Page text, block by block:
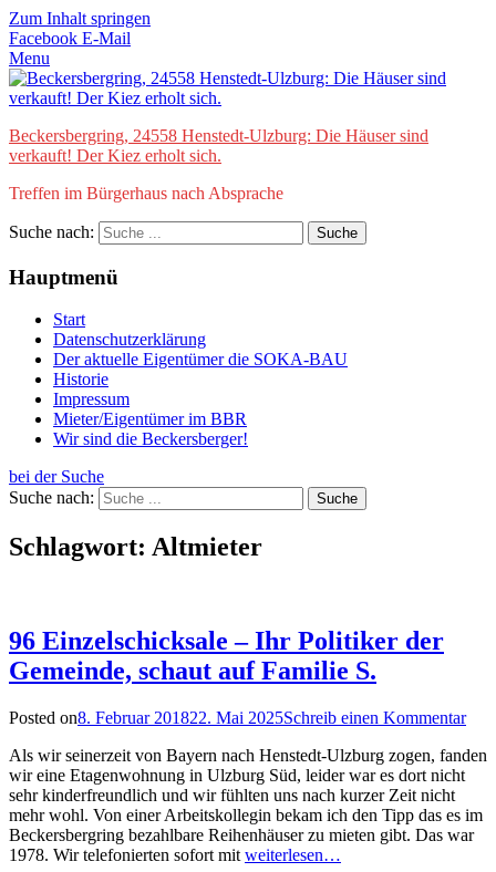
Zum Inhalt springen
Facebook E-Mail
Menu
Beckersbergring, 24558 Henstedt-Ulzburg: Die Häuser sind
verkauft! Der Kiez erholt sich.
Treffen im Bürgerhaus nach Absprache
Suche nach:
Hauptmenü
Start
Datenschutzerklärung
Der aktuelle Eigentümer die SOKA-BAU
Historie
Impressum
Mieter/Eigentümer im BBR
Wir sind die Beckersberger!
bei der Suche
Suche nach:
Schlagwort: Altmieter
96 Einzelschicksale – Ihr Politiker der
Gemeinde, schaut auf Familie S.
Posted on8. Februar 201822. Mai 2025Schreib einen Kommentar
Als wir seinerzeit von Bayern nach Henstedt-Ulzburg zogen, fanden
wir eine Etagenwohnung in Ulzburg Süd, leider war es dort nicht
sehr kinderfreundlich und wir fühlten uns nach kurzer Zeit nicht
mehr wohl. Von einer Arbeitskollegin bekam ich den Tipp das es im
Beckersbergring bezahlbare Reihenhäuser zu mieten gibt. Das war
1978. Wir telefonierten sofort mit weiterlesen…